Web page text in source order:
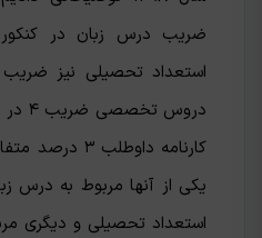
کارنامه
یکی از آنها مربوط به درس
استعداد تحصیلی و دیگری